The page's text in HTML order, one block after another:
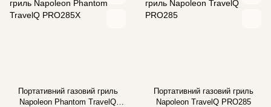
Портативний газовий гриль
Napoleon Phantom TravelQ
Портативний газовий гриль
Napoleon TravelQ PRO285